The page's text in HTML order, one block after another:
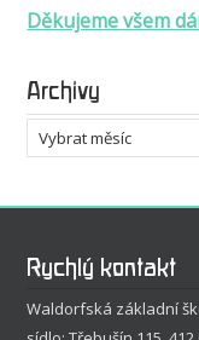
Děkujeme všem
Archivy
Archivy
Rychlý kontakt
Waldorfská základní